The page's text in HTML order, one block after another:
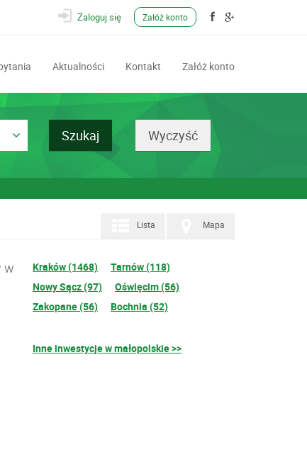
Zaloguj się Załóż konto
Aktualności Kontakt Załóż konto
Mapa
Lista
w
Kraków (1468)
Tarnów (118)
Nowy Sącz (97)
Oświęcim (56)
Zakopane (56)
Bochnia (52)
Inne inwestycje w małopolskie >>